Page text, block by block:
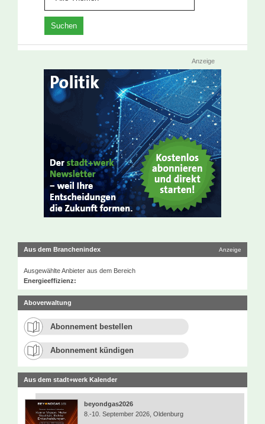
Anzeige
Aus dem Branchenindex Anzeige
Ausgewählte Anbieter aus dem Bereich
Energieeffizienz:
Aboverwaltung
Abonnement bestellen
Abonnement kündigen
Aus dem stadt+werk Kalender
beyondgas2026
8.-10. September 2026, Oldenburg